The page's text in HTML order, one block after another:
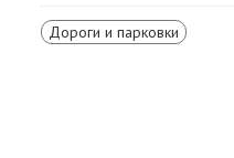
Дороги и парковки